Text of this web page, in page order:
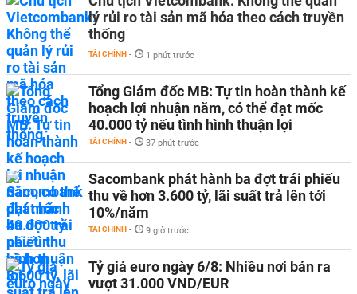
lý rủi ro tài sản mã hóa theo cách truyền
thống
TÀI CHÍNH - 1 phút trước
Tổng Giám đốc MB: Tự tin hoàn thành kế
hoạch lợi nhuận năm, có thể đạt mốc
40.000 tỷ nếu tình hình thuận lợi
TÀI CHÍNH - 37 phút trước
Sacombank phát hành ba đợt trái phiếu
thu về hơn 3.600 tỷ, lãi suất trả lên tới
10%/năm
TÀI CHÍNH - 9 giờ trước
Tỷ giá euro ngày 6/8: Nhiều nơi bán ra
vượt 31.000 VND/EUR